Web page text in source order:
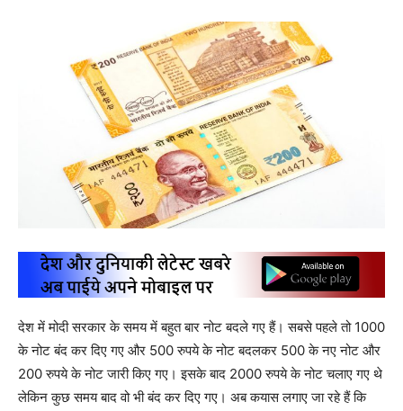
देश में मोदी सरकार के समय में बहुत बार नोट बदले गए हैं। सबसे पहले तो 1000
के नोट बंद कर दिए गए और 500 रुपये के नोट बदलकर 500 के नए नोट और
200 रुपये के नोट जारी किए गए। इसके बाद 2000 रुपये के नोट चलाए गए थे
लेकिन कुछ समय बाद वो भी बंद कर दिए गए। अब कयास लगाए जा रहे हैं कि